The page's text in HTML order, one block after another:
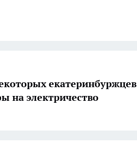
екатеринбуржцев
на электричество